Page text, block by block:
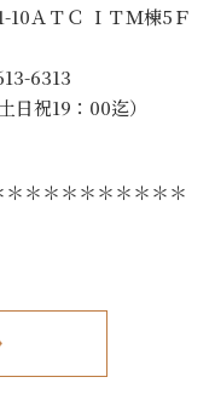
ＡＴＣ ＩＴＭ棟5Ｆ
6313
祝19：00迄）
＊＊＊＊＊＊＊＊＊